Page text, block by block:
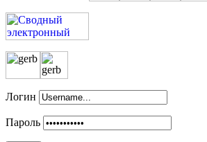
Логин
Пароль